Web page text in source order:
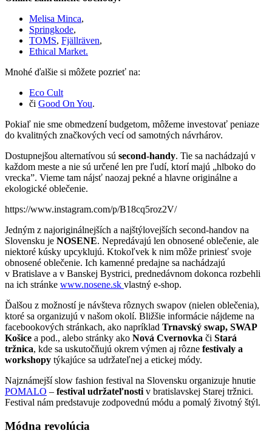
Melisa Minca,
Springkode,
TOMS, Fjällräven,
Ethical Market.
Mnohé ďalšie si môžete pozrieť na:
Eco Cult
či Good On You.
Pokiaľ nie sme obmedzení budgetom, môžeme investovať peniaze
do kvalitných značkových vecí od samotných návrhárov.
Dostupnejšou alternatívou sú second-handy. Tie sa nachádzajú v
každom meste a nie sú určené len pre ľudí, ktorí majú „hlboko do
vrecka”. Vieme tam nájsť naozaj pekné a hlavne originálne a
ekologické oblečenie.
https://www.instagram.com/p/B18cq5roz2V/
Jedným z najoriginálnejších a najštýlovejších second-handov na
Slovensku je NOSENE. Nepredávajú len obnosené oblečenie, ale
niektoré kúsky upcyklujú. Ktokoľvek k nim môže priniesť svoje
obnosené oblečenie. Ich kamenné predajne sa nachádzajú
v Bratislave a v Banskej Bystrici, prednedávnom dokonca rozbehli
na ich stránke www.nosene.sk vlastný e-shop.
Ďalšou z možností je návšteva rôznych swapov (nielen oblečenia),
ktoré sa organizujú v našom okolí. Bližšie informácie nájdeme na
facebookových stránkach, ako napríklad Trnavský swap, SWAP
Košice a pod., alebo stránky ako Nová Cvernovka či Stará
tržnica, kde sa uskutočňujú okrem výmen aj rôzne festivaly a
workshopy týkajúce sa udržateľnej a etickej módy.
Najznámejší slow fashion festival na Slovensku organizuje hnutie
POMALO – festival udržateľnosti v bratislavskej Starej tržnici.
Festival nám predstavuje zodpovednú módu a pomalý životný štýl.
Módna revolúcia